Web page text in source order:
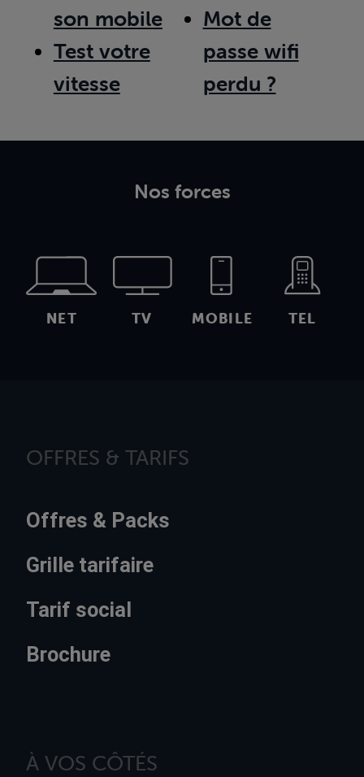
son mobile
Test votre
vitesse
Mot de
passe wifi
perdu ?
Nos forces
NET TV MOBILE TEL
OFFRES & TARIFS
Offres & Packs
Grille tarifaire
Tarif social
Brochure
À VOS CÔTÉS